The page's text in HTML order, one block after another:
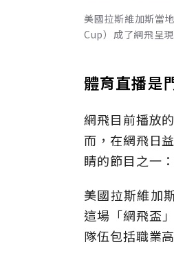
美國拉斯維加斯當
Cup）成了網飛呈
體育直播是
網飛目前播放
而，在網飛日
睛的節目之一
美國拉斯維加
這場「網飛盃
隊伍包括職業